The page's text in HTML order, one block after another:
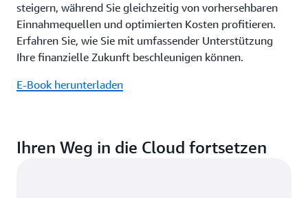
steigern, während Sie gleichzeitig von vorhersehbaren
Einnahmequellen und optimierten Kosten profitieren.
Erfahren Sie, wie Sie mit umfassender Unterstützung
Ihre finanzielle Zukunft beschleunigen können.
E-Book herunterladen
Ihren Weg in die Cloud fortsetzen